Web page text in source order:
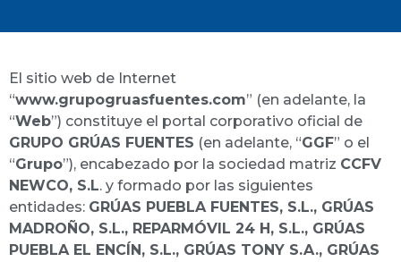
El sitio web de Internet
“www.grupogruasfuentes.com” (en adelante, la
“Web”) constituye el portal corporativo oficial de
GRUPO GRÚAS FUENTES (en adelante, “GGF” o el
“Grupo”), encabezado por la sociedad matriz CCFV
NEWCO, S.L. y formado por las siguientes
entidades: GRÚAS PUEBLA FUENTES, S.L., GRÚAS
MADROÑO, S.L., REPARMÓVIL 24 H, S.L., GRÚAS
PUEBLA EL ENCÍN, S.L., GRÚAS TONY S.A., GRÚAS